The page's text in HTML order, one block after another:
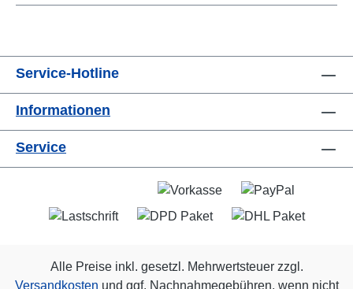
Service-Hotline
Informationen
Service
Alle Preise inkl. gesetzl. Mehrwertsteuer zzgl.
Versandkosten und ggf. Nachnahmegebühren, wenn nicht